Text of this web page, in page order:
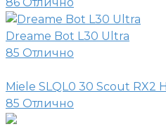
Dreame Bot L30 Ultra
85 Отлично
Miele SLQL0 30 Scout RX2
85 Отлично